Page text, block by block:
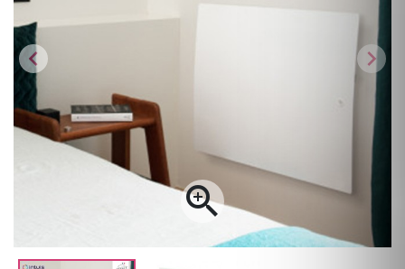
chevron_left

chevron_right